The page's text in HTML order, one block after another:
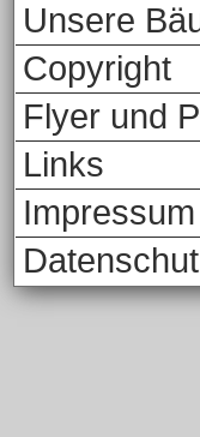
Unsere
Copyright
Flyer und
Links
Impressum